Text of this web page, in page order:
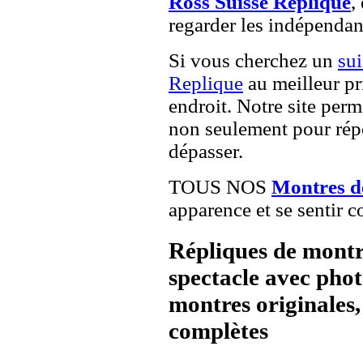
regarder les
Si vous cherchez un
Replique au meilleur
endroit. Notre site
non seulement pour
dépasser.
TOUS NOS Montres
apparence et se sentir
Répliques de
spectacle avec
montres
complètes